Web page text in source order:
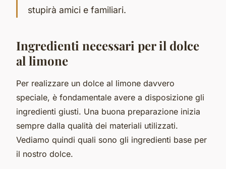
stupirà amici e familiari.
Ingredienti necessari per il dolce
al limone
Per realizzare un dolce al limone davvero
speciale, è fondamentale avere a disposizione gli
ingredienti giusti. Una buona preparazione inizia
sempre dalla qualità dei materiali utilizzati.
Vediamo quindi quali sono gli ingredienti base per
il nostro dolce.